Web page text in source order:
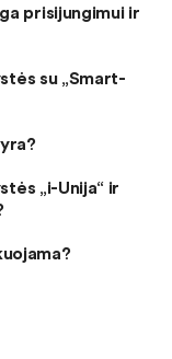
prisijungimui ir
su „Smart-
„i-Unija“ ir